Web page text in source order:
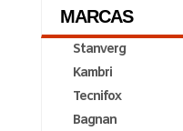
MARCAS
Stanverg
Kambri
Tecnifox
Bagnan